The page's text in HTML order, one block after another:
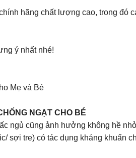
hãng chất lượng cao, trong đó
ý nhất nhé!
Mẹ và Bé
NGẠT CHO BÉ
ngủ cũng ảnh hưởng không hề
tre) có tác dụng kháng khuẩn